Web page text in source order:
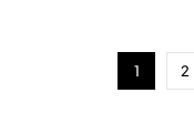
1 2